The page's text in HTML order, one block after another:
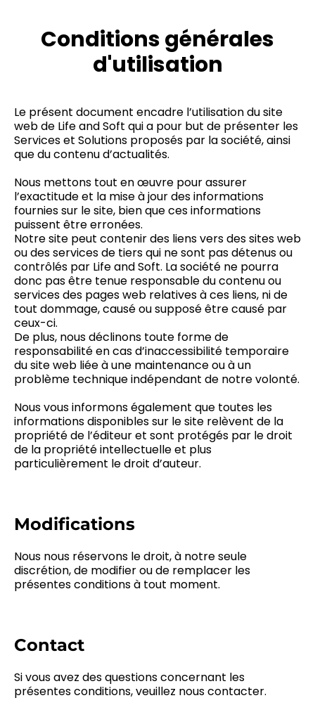
Conditions générales
d'utilisation
Le présent document encadre l’utilisation du site
web de Life and Soft qui a pour but de présenter les
Services et Solutions proposés par la société, ainsi
que du contenu d’actualités.
Nous mettons tout en œuvre pour assurer
l’exactitude et la mise à jour des informations
fournies sur le site, bien que ces informations
puissent être erronées.
Notre site peut contenir des liens vers des sites web
ou des services de tiers qui ne sont pas détenus ou
contrôlés par Life and Soft. La société ne pourra
donc pas être tenue responsable du contenu ou
services des pages web relatives à ces liens, ni de
tout dommage, causé ou supposé être causé par
ceux-ci.
De plus, nous déclinons toute forme de
responsabilité en cas d’inaccessibilité temporaire
du site web liée à une maintenance ou à un
problème technique indépendant de notre volonté.
Nous vous informons également que toutes les
informations disponibles sur le site relèvent de la
propriété de l’éditeur et sont protégés par le droit
de la propriété intellectuelle et plus
particulièrement le droit d’auteur.
Modifications
Nous nous réservons le droit, à notre seule
discrétion, de modifier ou de remplacer les
présentes conditions à tout moment.
Contact
Si vous avez des questions concernant les
présentes conditions, veuillez nous contacter.